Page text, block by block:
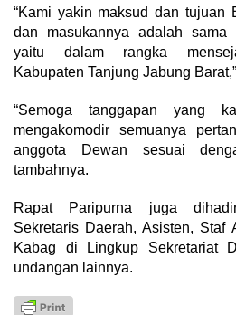
“Kami yakin maksud dan tujuan
dan masukannya adalah sama
yaitu dalam rangka
Kabupaten Tanjung Jabung
“Semoga tanggapan yang
mengakomodir semuanya
anggota Dewan sesuai
tambahnya.
Rapat Paripurna juga
Sekretaris Daerah, Asisten, Staf
Kabag di Lingkup Sekretariat
undangan lainnya.